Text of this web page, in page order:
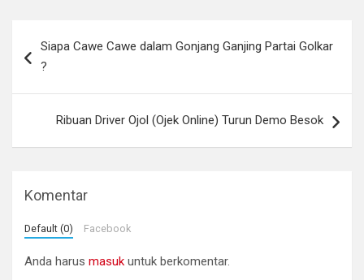
posSiapa Cawe Cawe dalam Gonjang Ganjing Partai Golkar
?
Ribuan Driver Ojol (Ojek Online) Turun Demo Besok
Komentar
Default (0) Facebook
Anda harus masuk untuk berkomentar.